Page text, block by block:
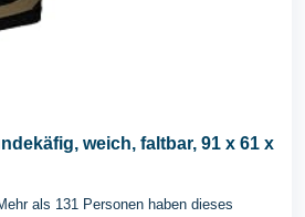
weich, faltbar, 91 x 61 x
als 131 Personen haben dieses